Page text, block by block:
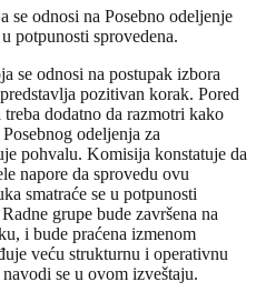
se odnosi na Posebno odeljenje
potpunosti sprovedena.
se odnosi na postupak izbora
pozitivan korak. Pored
dodatno da razmotri kako
odeljenja za
pohvalu. Komisija konstatuje da
napore da sprovedu ovu
smatraće se u potpunosti
grupe bude završena na
i bude praćena izmenom
veću strukturnu i operativnu
se u ovom izveštaju.